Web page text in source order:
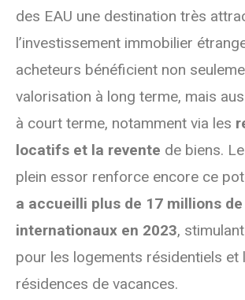
des EAU une destination très
l’investissement immobilier
acheteurs bénéficient non
valorisation à long terme, mais
à court terme, notamment via les
locatifs et la revente de biens.
plein essor renforce encore ce
a accueilli plus de 17 millions
internationaux en 2023,
pour les logements résidentiels et
résidences de vacances.